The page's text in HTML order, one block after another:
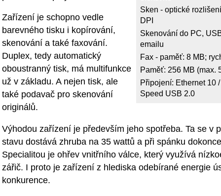
Sken - optické
DPI
Skenování do PC,
emailu
Fax - paměť: 8 MB;
Paměť: 256 MB (max.
Připojení: Ethernet 10
Speed USB 2.0
Zařízení je schopno vedle
barevného tisku i kopírování,
skenování a také faxování.
Duplex, tedy automatický
oboustranný tisk, má multifunkce
už v základu. A nejen tisk, ale
také podavač pro skenování
originálů.
Výhodou zařízení je především jeho spotřeba. Ta se v
stavu dostává zhruba na 35 wattů a při spánku
Specialitou je ohřev vnitřního válce, který využívá
zářič. I proto je zařízení z hlediska odebírané energie
konkurence.